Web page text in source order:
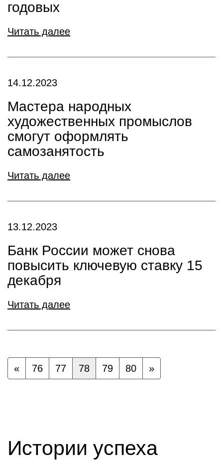
годовых
Читать далее
14.12.2023
Мастера народных
художественных промыслов
смогут оформлять
самозанятость
Читать далее
13.12.2023
Банк России может снова
повысить ключевую ставку 15
декабря
Читать далее
« 76 77 78 79 80 »
Истории успеха